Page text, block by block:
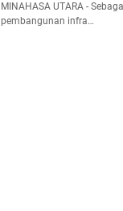
MINAHASA UTARA -
pembangunan infra…